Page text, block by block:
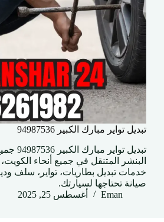
تبديل تواير مبارك الكبير 94987536
تبديل تواير
البنشر المتنقل في جميع أنحاء
خدمات تبديل بطاريات، تواير، سلف
صيانة تحتاجها لسيارتك.
Eman
أغسطس 25, 2025